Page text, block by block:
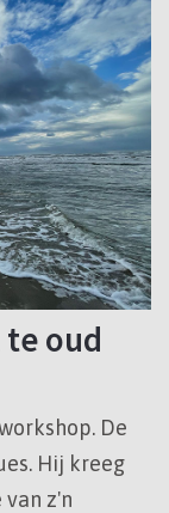
oud
De
Hij kreeg
z'n